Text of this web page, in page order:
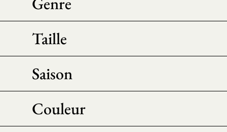
Taille
Saison
Couleur